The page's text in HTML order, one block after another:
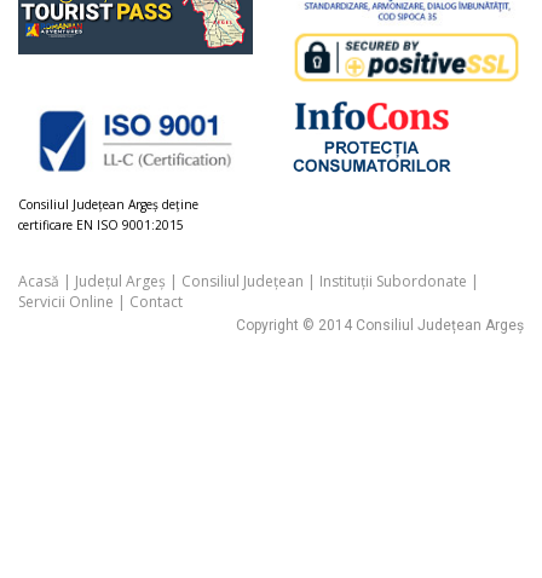
Consiliul Judeţean Argeș deţine
certificare EN ISO 9001:2015
Acasă | Județul Argeș | Consiliul Județean | Instituții Subordonate |
Servicii Online | Contact
Copyright © 2014 Consiliul Județean Argeș